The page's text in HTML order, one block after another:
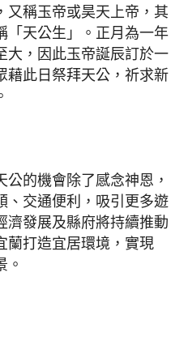
又稱玉帝或昊天上帝，其
「天公生」。正月為一年
大，因此玉帝誕辰訂於一
藉此日祭拜天公，祈求新
的機會除了感念神恩，
、交通便利，吸引更多遊
濟發展及縣府將持續推動
蘭打造宜居環境，實現
。